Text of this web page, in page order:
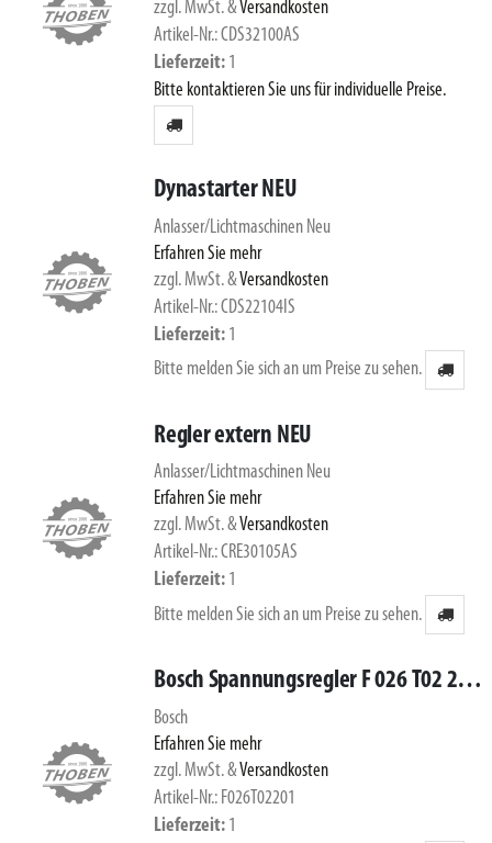
zzgl. MwSt.&Versandkosten
Artikel-Nr.: CDS32100AS
Lieferzeit 1
Bitte kontaktieren Sie uns für individuelle Preise.
Dynastarter NEU
Anlasser/Lichtmaschinen Neu
Erfahren Sie mehr
zzgl. MwSt.&Versandkosten
Artikel-Nr.: CDS22104IS
Lieferzeit 1
Bitte melden Sie sich an um Preise zu sehen.
Regler extern NEU
Anlasser/Lichtmaschinen Neu
Erfahren Sie mehr
zzgl. MwSt.&Versandkosten
Artikel-Nr.: CRE30105AS
Lieferzeit 1
Bitte melden Sie sich an um Preise zu sehen.
Bosch Spannungsregler F 026 T02 201 (16A)
Bosch
Erfahren Sie mehr
zzgl. MwSt.&Versandkosten
Artikel-Nr.: F026T02201
Lieferzeit 1